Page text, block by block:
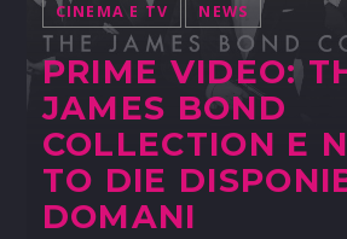
CINEMA E TV NEWS
PRIME VIDEO:
JAMES BOND
COLLECTION E
TO DIE
DOMANI